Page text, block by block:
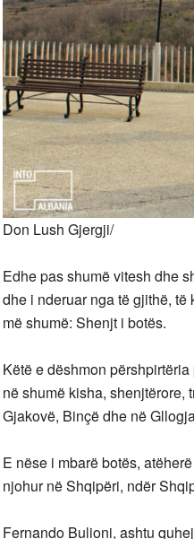
Don Lush Gjergji/
Edhe pas shumë vitesh dhe
dhe i nderuar nga të gjithë,
më shumë: Shenjt i botës.
Këtëe dëshmon
në shumë kisha, shenjtërore,
Gjakovë, Binçë dhe në
E nëse i mbarë botës,
njohur në Shqipëri, ndër
Fernando Bulioni, ashtu